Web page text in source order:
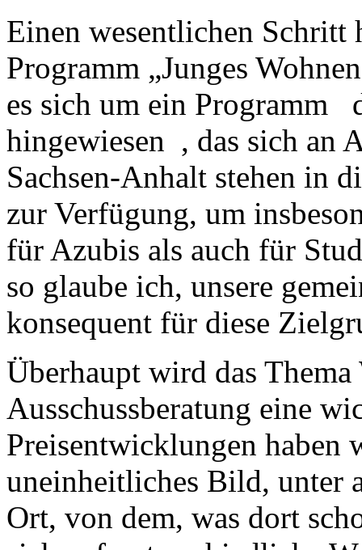
Einen wesentlichen Schritt
Programm „Junges
es sich um ein Programm
hingewiesen , das sich an
Sachsen-Anhalt stehen in
zur Verfügung, um
für Azubis als auch für
so glaube ich, unsere
konsequent für diese
Überhaupt wird das
Ausschussberatung eine
Preisentwicklungen haben
uneinheitliches Bild, unter
Ort, von dem, was dort